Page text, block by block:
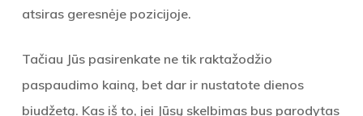
atsiras geresnėje pozicijoje.
Tačiau Jūs pasirenkate ne tik raktažodžio
paspaudimo kainą, bet dar ir nustatote dienos
biudžetą. Kas iš to, jei Jūsų skelbimas bus parodytas